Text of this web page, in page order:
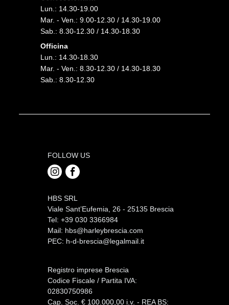
Lun.: 14.30-19.00
Mar. - Ven.: 9.00-12.30 / 14.30-19.00
Sab.: 8.30-12.30 / 14.30-18.30
Officina
Lun.: 14.30-18.30
Mar. - Ven.: 8.30-12.30 / 14.30-18.30
Sab.: 8.30-12.30
FOLLOW US
HBS SRL
Viale Sant’Eufemia, 26 - 25135 Brescia
Tel: +39 030 3366984
Mail: hbs@harleybrescia.com
PEC: h-d-brescia@legalmail.it
Registro imprese Brescia
Codice Fiscale / Partita IVA:
02830750986
Cap. Soc. € 100.000,00 i.v. - REA BS: